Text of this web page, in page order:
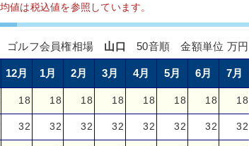
は税込値を参照しています。
ゴルフ会員権相場 山口 50音順 金額単位 万円
12月 1月 2月 3月 4月 5月 6月 7月
18 18 18 18 18 18 18 18
32 32 32 32 32 32 32 32